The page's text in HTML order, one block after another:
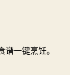
一键烹饪。